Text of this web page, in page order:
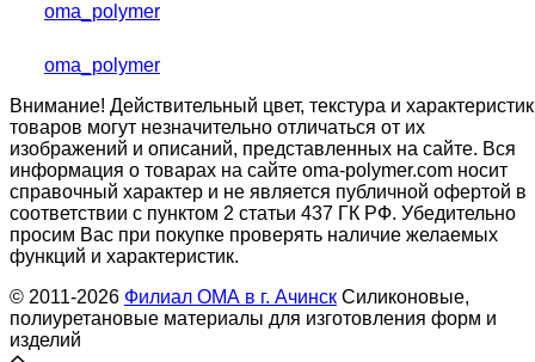
oma_polymer
oma_polymer
Внимание! Действительный цвет, текстура и
товаров могут незначительно отличаться от их
изображений и описаний, представленных на сайте. Вся
информация о товарах на сайте oma-polymer.com носит
справочный характер и не является публичной офертой в
соответствии с пунктом 2 статьи 437 ГК РФ. Убедительно
просим Вас при покупке проверять наличие желаемых
функций и характеристик.
© 2011-2026 Филиал ОМА в г. Ачинск Силиконовые,
полиуретановые материалы для изготовления форм и
изделий